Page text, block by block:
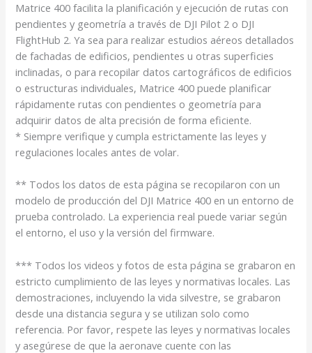
Matrice 400 facilita la planificación y ejecución de rutas con
pendientes y geometría a través de DJI Pilot 2 o DJI
FlightHub 2. Ya sea para realizar estudios aéreos detallados
de fachadas de edificios, pendientes u otras superficies
inclinadas, o para recopilar datos cartográficos de edificios
o estructuras individuales, Matrice 400 puede planificar
rápidamente rutas con pendientes o geometría para
adquirir datos de alta precisión de forma eficiente.
* Siempre verifique y cumpla estrictamente las leyes y
regulaciones locales antes de volar.
** Todos los datos de esta página se recopilaron con un
modelo de producción del DJI Matrice 400 en un entorno de
prueba controlado. La experiencia real puede variar según
el entorno, el uso y la versión del firmware.
*** Todos los videos y fotos de esta página se grabaron en
estricto cumplimiento de las leyes y normativas locales. Las
demostraciones, incluyendo la vida silvestre, se grabaron
desde una distancia segura y se utilizan solo como
referencia. Por favor, respete las leyes y normativas locales
y asegúrese de que la aeronave cuente con las